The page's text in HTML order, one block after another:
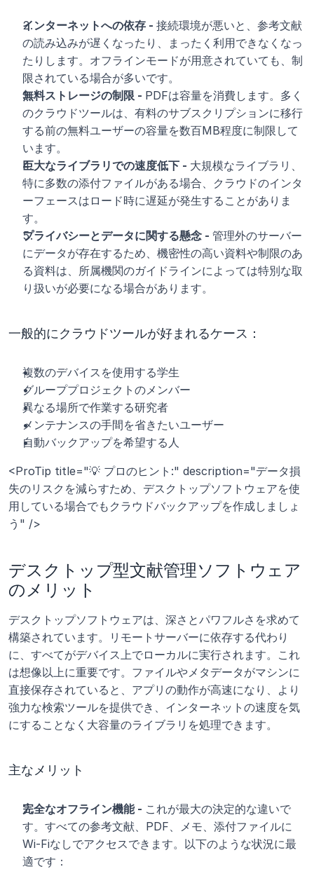
インターネットへの依存 - 接続環境が悪いと、参考文献
の読み込みが遅くなったり、まったく利用できなくなっ
たりします。オフラインモードが用意されていても、制
限されている場合が多いです。
無料ストレージの制限 - PDFは容量を消費します。多く
のクラウドツールは、有料のサブスクリプションに移行
する前の無料ユーザーの容量を数百MB程度に制限して
います。
巨大なライブラリでの速度低下 - 大規模なライブラリ、
特に多数の添付ファイルがある場合、クラウドのインタ
ーフェースはロード時に遅延が発生することがありま
す。
プライバシーとデータに関する懸念 - 管理外のサーバー
にデータが存在するため、機密性の高い資料や制限のあ
る資料は、所属機関のガイドラインによっては特別な取
り扱いが必要になる場合があります。
一般的にクラウドツールが好まれるケース：
複数のデバイスを使用する学生
グループプロジェクトのメンバー
異なる場所で作業する研究者
メンテナンスの手間を省きたいユーザー
自動バックアップを希望する人
<ProTip title="💡 プロのヒント:" description="データ損
失のリスクを減らすため、デスクトップソフトウェアを使
用している場合でもクラウドバックアップを作成しましょ
う" />
デスクトップ型文献管理ソフトウェア
のメリット
デスクトップソフトウェアは、深さとパワフルさを求めて
構築されています。リモートサーバーに依存する代わり
に、すべてがデバイス上でローカルに実行されます。これ
は想像以上に重要です。ファイルやメタデータがマシンに
直接保存されていると、アプリの動作が高速になり、より
強力な検索ツールを提供でき、インターネットの速度を気
にすることなく大容量のライブラリを処理できます。
主なメリット
完全なオフライン機能 - これが最大の決定的な違いで
す。すべての参考文献、PDF、メモ、添付ファイルに
Wi-Fiなしでアクセスできます。以下のような状況に最
適です：